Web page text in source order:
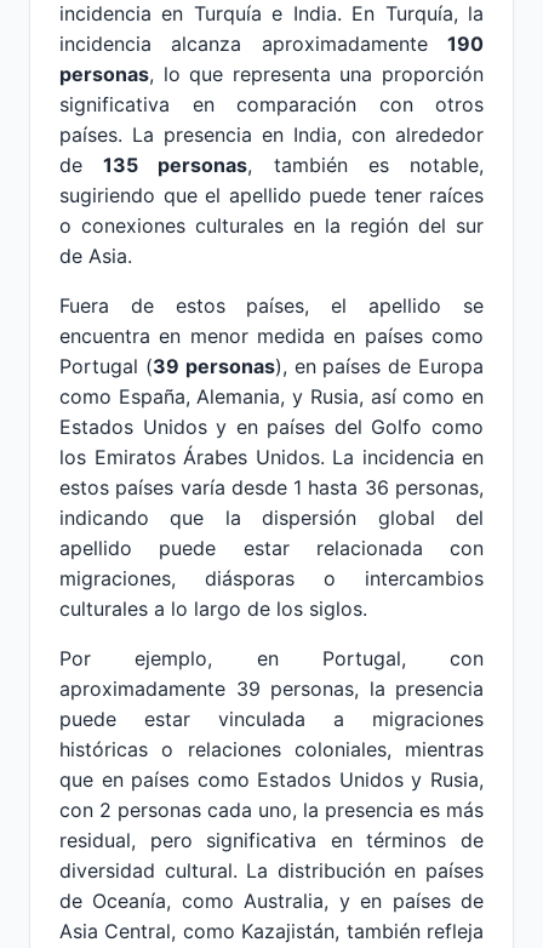
incidencia en Turquía e India. En Turquía, la
incidencia alcanza aproximadamente 190
personas, lo que representa una proporción
significativa en comparación con otros
países. La presencia en India, con alrededor
de135 personas, también es notable,
sugiriendo que el apellido puede tener raíces
o conexiones culturales en la región del sur
de Asia.
Fuera de estos países, el apellido se
encuentra en menor medida en países como
Portugal (39 personas), en países de Europa
como España, Alemania, y Rusia, así como en
Estados Unidos y en países del Golfo como
los Emiratos Árabes Unidos. La incidencia en
estos países varía desde 1 hasta 36 personas,
indicando que la dispersión global del
apellido puede estar relacionada con
migraciones, diásporas o intercambios
culturales a lo largo de los siglos.
Por ejemplo, en Portugal, con
aproximadamente 39 personas, la presencia
puede estar vinculada a migraciones
históricas o relaciones coloniales, mientras
que en países como Estados Unidos y Rusia,
con 2 personas cada uno, la presencia es más
residual, pero significativa en términos de
diversidad cultural. La distribución en países
de Oceanía, como Australia, y en países de
Asia Central, como Kazajistán, también refleja